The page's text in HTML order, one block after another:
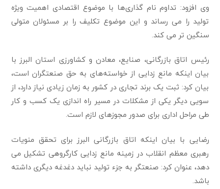
وی افزود: تداوم نام گذاری‌ها با موضوع اقتصادی اهمیت ویژه
تولید را می رساند و این موضوع تکلیف را بر مسئولان متولی
سنگین تر می کند.
رئیس اتاق بازرگانی، صنایع، معادن و کشاورزی استان البرز با
بیان اینکه مانع زدایی از خواسته‌های به حق صنعتگران است،
بیان کرد: ثبت یک برند تجاری در کشور به زمان زیادی نیاز دارد، از
سویی دیگر یکی از مشکلات در مسیر راه اندازی یک کسب و کار
طی مراحل اداری برای صدور مجوزهای لازم است.
رضایی با بیان اینکه اتاق بازرگانی البرز برای تحقق منویات
رهبری معظم انقلاب در زمینه مانع زدایی کارگروهی تشکیل می
دهد، عنوان کرد: صنعتگر به جزء تولید نباید دغدغه دیگری داشته
باشد.